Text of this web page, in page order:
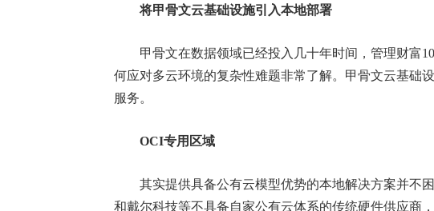
将甲骨文云基础设施引入本地部署
甲骨文在数据领域已经投入几十年时间，管理财富
何应对多云环境的复杂性难题非常了解。甲骨文云基础
服务。
OCI专用区域
其实提供具备公有云模型优势的本地解决方案并不困
和戴尔科技等不具备自家公有云体系的传统硬件供应商